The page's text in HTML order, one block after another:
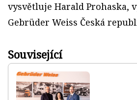
vysvětluje Harald Prohaska,
Gebrüder Weiss Česká
Související